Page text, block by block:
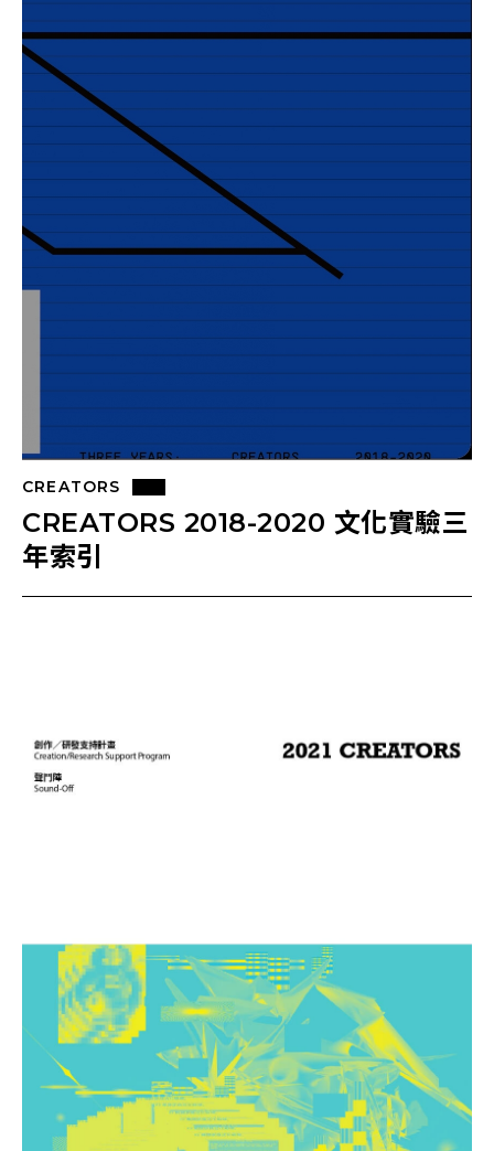
CREATORS
CREATORS 2018-2020 文化實驗三
年索引